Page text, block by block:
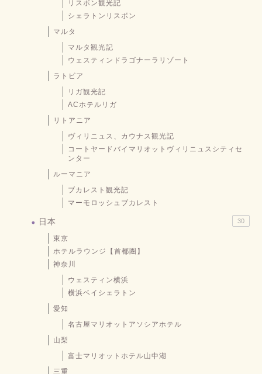
リスボン観光記
シェラトンリスボン
マルタ
マルタ観光記
ウェスティンドラゴナーラリゾート
ラトビア
リガ観光記
ACホテルリガ
リトアニア
ヴィリニュス、カウナス観光記
コートヤードバイマリオットヴィリニュスシティセ
ンター
ルーマニア
ブカレスト観光記
マーモロッシュブカレスト
日本 30
東京
ホテルラウンジ【首都圏】
神奈川
ウェスティン横浜
横浜ベイシェラトン
愛知
名古屋マリオットアソシアホテル
山梨
富士マリオットホテル山中湖
三重